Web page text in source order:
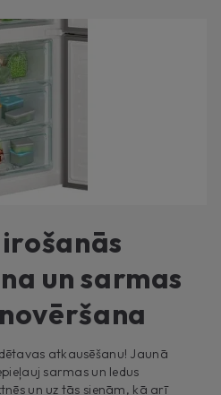
un sarmas
atkausēšanu! Jaunā
sarmas un ledus
un uz tās sienām, kā arī